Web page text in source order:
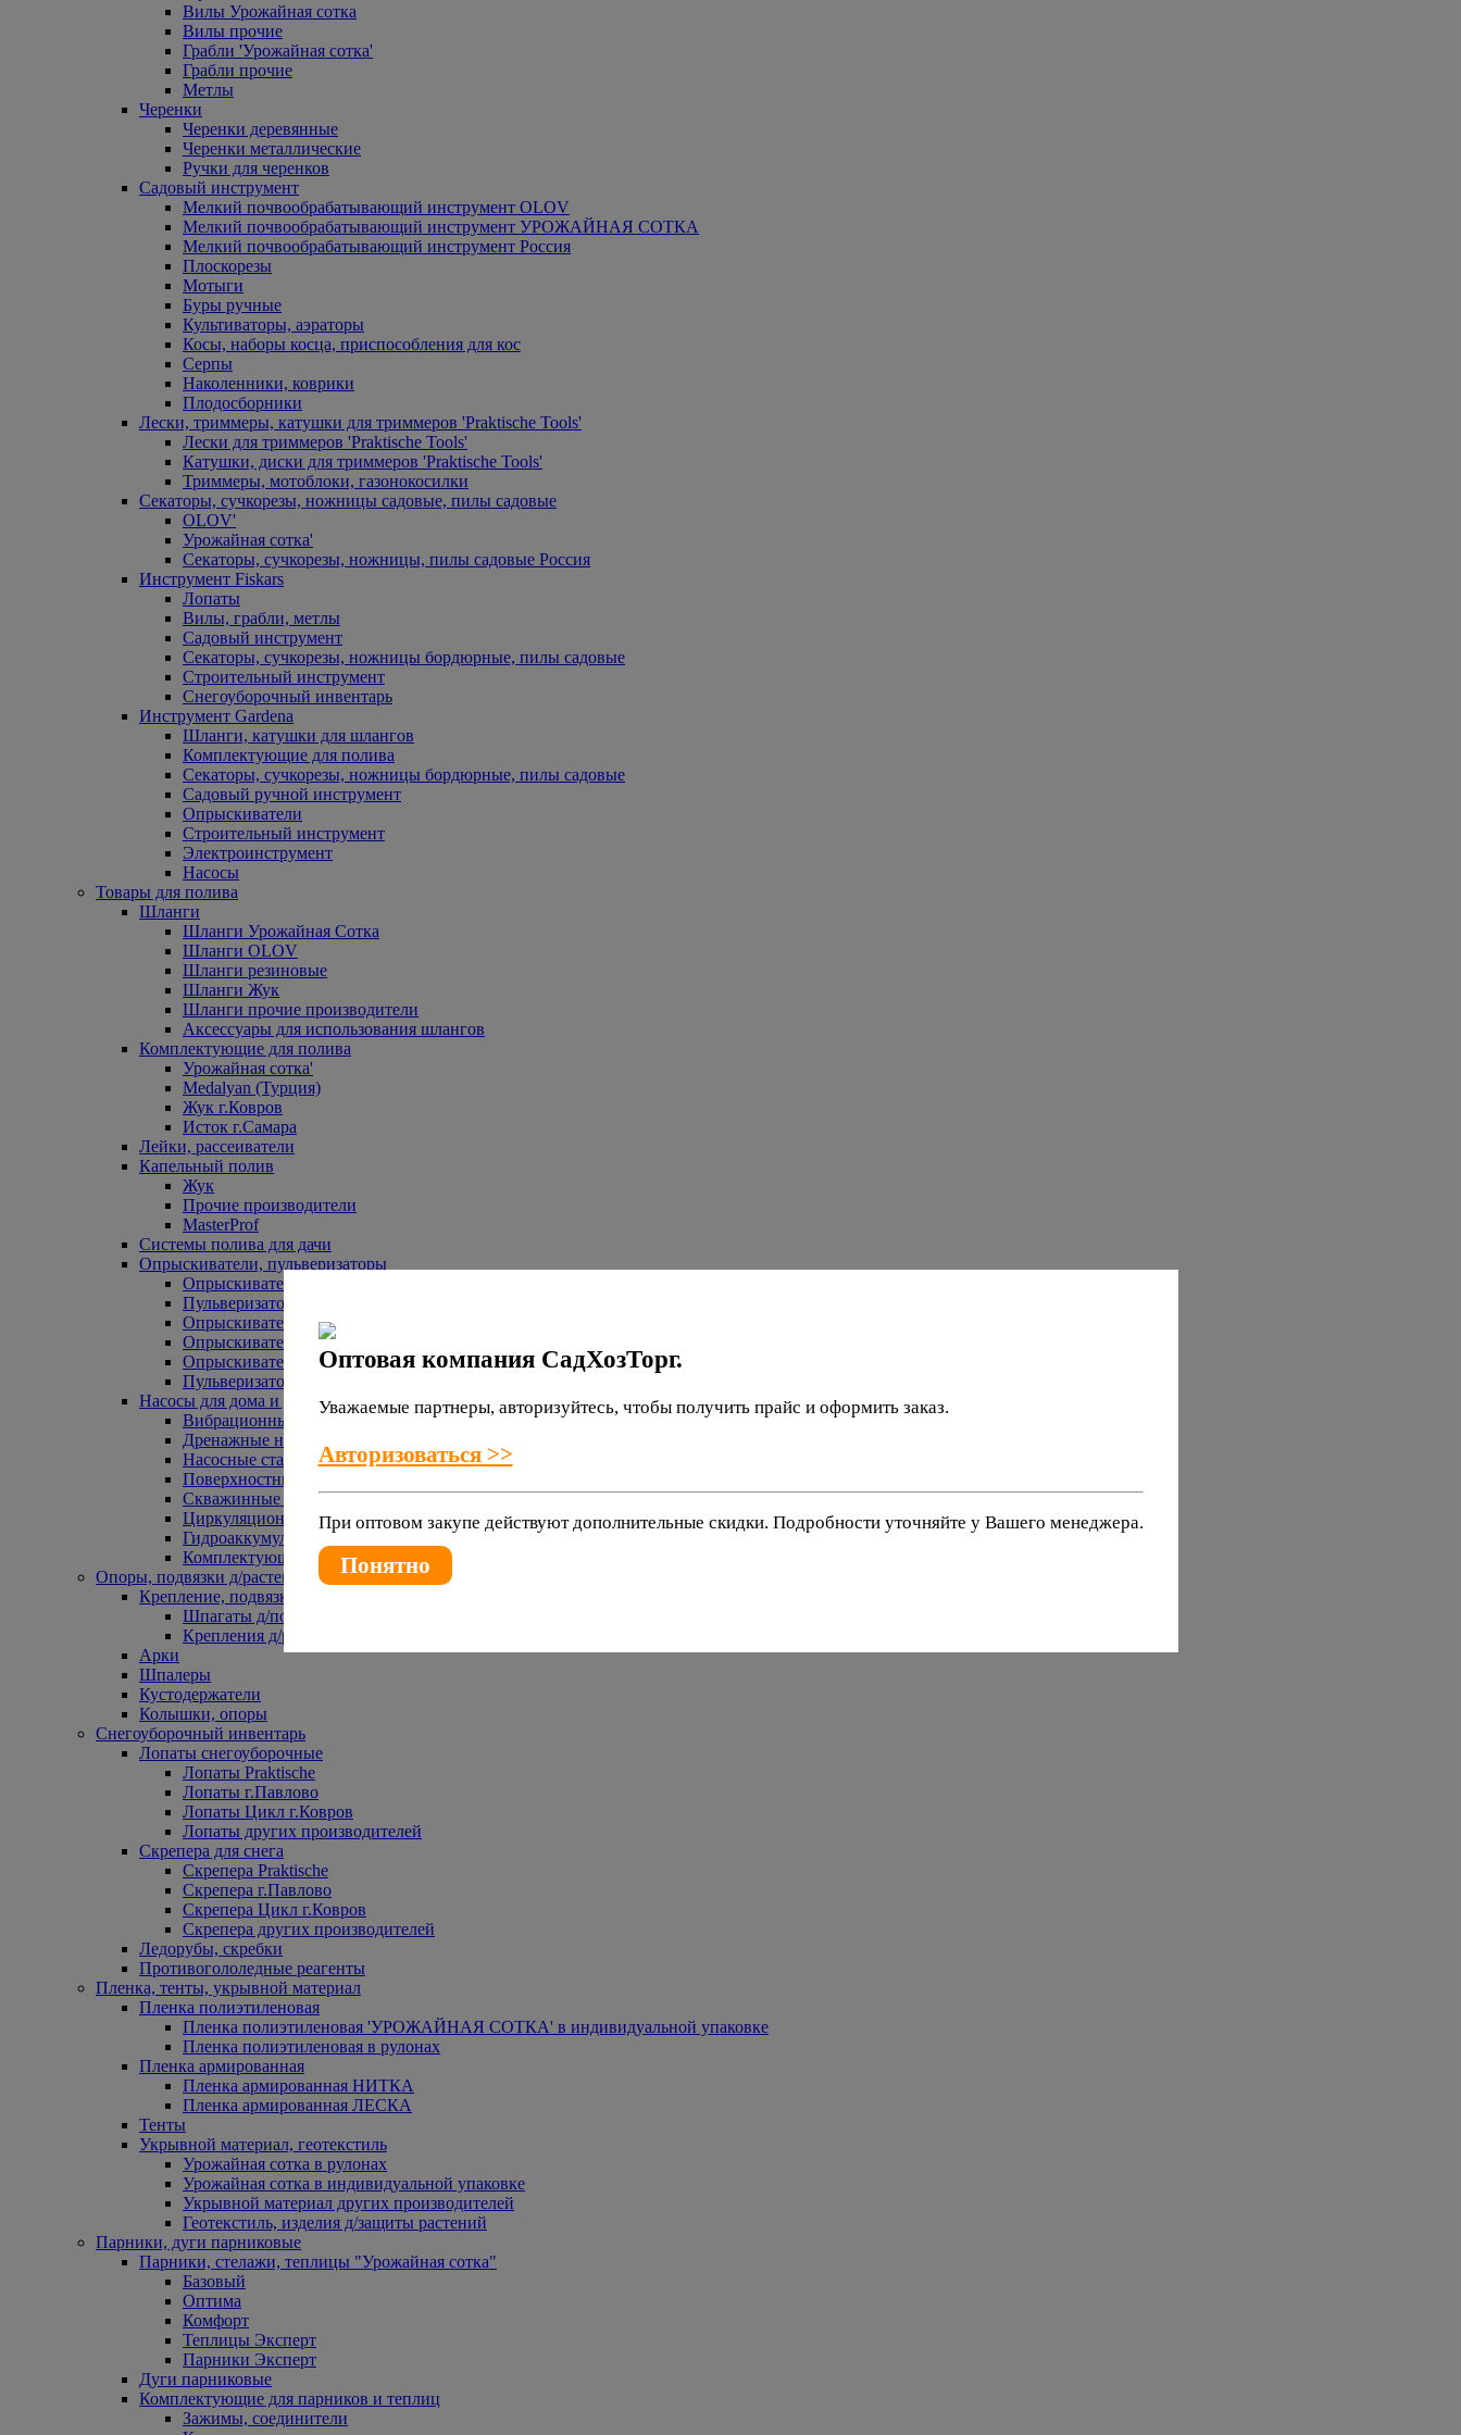
Вилы Урожайная сотка
Вилы прочие
Грабли 'Урожайная сотка'
Грабли прочие
Метлы
Черенки
Черенки деревянные
Черенки металлические
Ручки для черенков
Садовый инструмент
Мелкий почвообрабатывающий инструмент OLOV
Мелкий почвообрабатывающий инструмент УРОЖАЙНАЯ СОТКА
Мелкий почвообрабатывающий инструмент Россия
Плоскорезы
Мотыги
Буры ручные
Культиваторы, аэраторы
Косы, наборы косца, приспособления для кос
Серпы
Наколенники, коврики
Плодосборники
Лески, триммеры, катушки для триммеров 'Praktische Tools'
Лески для триммеров 'Praktische Tools'
Катушки, диски для триммеров 'Praktische Tools'
Триммеры, мотоблоки, газонокосилки
Секаторы, сучкорезы, ножницы садовые, пилы садовые
OLOV'
Урожайная сотка'
Секаторы, сучкорезы, ножницы, пилы садовые Россия
Инструмент Fiskars
Лопаты
Вилы, грабли, метлы
Садовый инструмент
Секаторы, сучкорезы, ножницы бордюрные, пилы садовые
Строительный инструмент
Снегоуборочный инвентарь
Инструмент Gardena
Шланги, катушки для шлангов
Комплектующие для полива
Секаторы, сучкорезы, ножницы бордюрные, пилы садовые
Садовый ручной инструмент
Опрыскиватели
Строительный инструмент
Электроинструмент
Насосы
Товары для полива
Шланги
Шланги Урожайная Сотка
Шланги OLOV
Шланги резиновые
Шланги Жук
Шланги прочие производители
Аксессуары для использования шлангов
Комплектующие для полива
Урожайная сотка'
Medalyan (Турция)
Жук г.Ковров
Исток г.Самара
Лейки, рассеиватели
Капельный полив
Жук
Прочие производители
MasterProf
Системы полива для дачи
Опрыскиватели, пульверизаторы
Опрыскиватели аккумуляторные
Пульверизаторы прочие
Опрыскиватели Урожайная сотка
Опрыскиватели Жук
Опрыскиватели прочие
Пульверизаторы Урожайная сотка
Насосы для дома и дачи
Вибрационные насосы
Дренажные насосы
Насосные станции
Поверхностные насосы
Скважинные насосы
Циркуляционные насосы
Гидроаккумуляторы и расширительные баки
Комплектующие к насосам
Опоры, подвязки д/растений
Крепление, подвязки д/растений
Шпагаты д/подвязки растений
Крепления д/растений
Арки
Шпалеры
Кустодержатели
Колышки, опоры
Снегоуборочный инвентарь
Лопаты снегоуборочные
Лопаты Praktische
Лопаты г.Павлово
Лопаты Цикл г.Ковров
Лопаты других производителей
Скрепера для снега
Скрепера Praktische
Скрепера г.Павлово
Скрепера Цикл г.Ковров
Скрепера других производителей
Ледорубы, скребки
Противогололедные реагенты
Пленка, тенты, укрывной материал
Пленка полиэтиленовая
Пленка полиэтиленовая 'УРОЖАЙНАЯ СОТКА' в индивидуальной упаковке
Пленка полиэтиленовая в рулонах
Пленка армированная
Пленка армированная НИТКА
Пленка армированная ЛЕСКА
Тенты
Укрывной материал, геотекстиль
Урожайная сотка в рулонах
Урожайная сотка в индивидуальной упаковке
Укрывной материал других производителей
Геотекстиль, изделия д/защиты растений
Парники, дуги парниковые
Парники, стелажи, теплицы "Урожайная сотка"
Базовый
Оптима
Комфорт
Теплицы Эксперт
Парники Эксперт
Дуги парниковые
Комплектующие для парников и теплиц
Зажимы, соединители
Оптовая компания СадХозТорг.
Уважаемые партнеры, авторизуйтесь, чтобы получить прайс и оформить заказ.
Авторизоваться >>
При оптовом закупе действуют дополнительные скидки. Подробности уточняйте у Вашего менеджера.
Понятно